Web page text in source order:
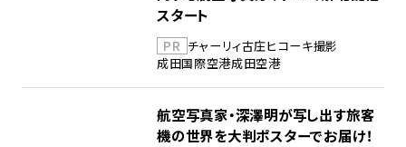
スタート
PR チャーリィ古庄ヒコーキ撮影
成田国際空港成田空港
航空写真家・深澤明が写し出す旅客
機の世界を大判ポスターでお届け！